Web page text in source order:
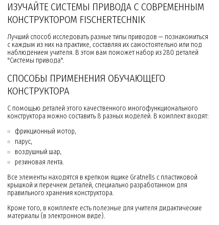
ИЗУЧАЙТЕ СИСТЕМЫ ПРИВОДА С СОВРЕМЕННЫМ
КОНСТРУКТОРОМ FISCHERTECHNIK
Лучший способ исследовать разные типы приводов — познакомиться
с каждым из них на практике, составляя их самостоятельно или под
наблюдением учителя. В этом вам поможет набор из 280 деталей
"Системы привода".
СПОСОБЫ ПРИМЕНЕНИЯ ОБУЧАЮЩЕГО
КОНСТРУКТОРА
С помощью деталей этого качественного многофункционального
конструктора можно составить 8 разных моделей. В комплект входят:
фрикционный мотор,
парус,
воздушный шар,
резиновая лента.
Все элементы находятся в крепком ящике Gratnells с пластиковой
крышкой и перечнем деталей, специально разработанном для
правильного хранения конструктора.
Кроме того, в комплекте есть полезные для учителя дидактические
материалы (в электронном виде).